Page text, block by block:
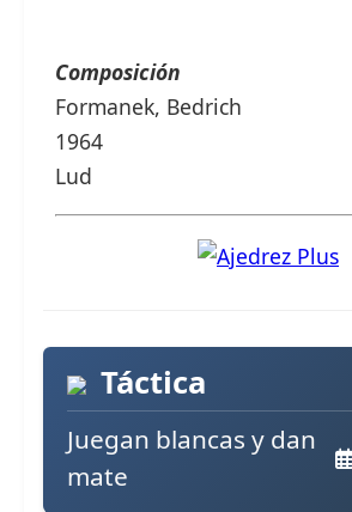
Composición
Formanek, Bedrich
1964
Lud
Táctica
Juegan blancas y dan
mate